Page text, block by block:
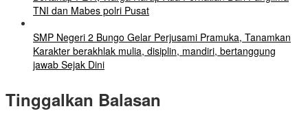
TNI dan Mabes polri Pusat
SMP Negeri 2 Bungo Gelar Perjusami Pramuka, Tanamkan
Karakter berakhlak mulia, disiplin, mandiri, bertanggung
jawab Sejak Dini
Tinggalkan Balasan